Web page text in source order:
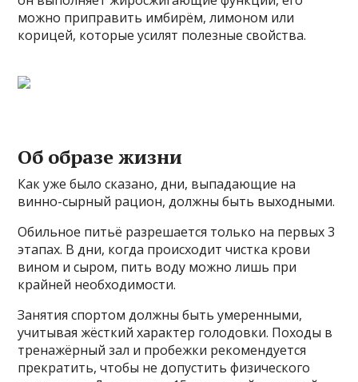
можно приправить имбирём, лимоном или
корицей, которые усилят полезные свойства.
Об образе жизни
Как уже было сказано, дни, выпадающие на
винно-сырный рацион, должны быть выходными.
Обильное питьё разрешается только на первых 3
этапах. В дни, когда происходит чистка крови
вином и сыром, пить воду можно лишь при
крайней необходимости.
Занятия спортом должны быть умеренными,
учитывая жёсткий характер голодовки. Походы в
тренажёрный зал и пробежки рекомендуется
прекратить, чтобы не допустить физического